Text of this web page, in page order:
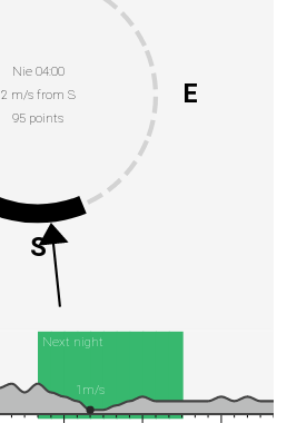
Nie 04:00
2 m/s from S
95 points
E
S
Next night
1m/s